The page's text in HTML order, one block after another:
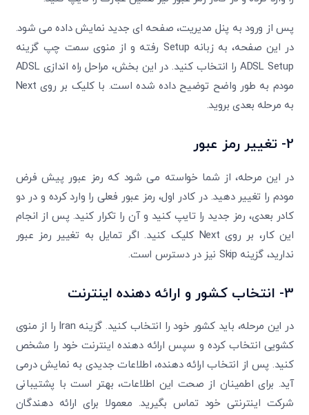
پس از ورود به پنل مدیریت، صفحه ای جدید نمایش داده می شود.
در این صفحه، به زبانه Setup رفته و از منوی سمت چپ گزینه
ADSL Setup را انتخاب کنید. در این بخش، مراحل راه اندازی ADSL
مودم به طور واضح توضیح داده شده است. با کلیک بر روی Next
به مرحله بعدی بروید.
2- تغییر رمز عبور
در این مرحله، از شما خواسته می شود که رمز عبور پیش فرض
مودم را تغییر دهید. در کادر اول، رمز عبور فعلی را وارد کرده و در دو
کادر بعدی، رمز جدید را تایپ کنید و آن را تکرار کنید. پس از انجام
این کار، بر روی Next کلیک کنید. اگر تمایل به تغییر رمز عبور
ندارید، گزینه Skip نیز در دسترس است.
3- انتخاب کشور و ارائه دهنده اینترنت
در این مرحله، باید کشور خود را انتخاب کنید. گزینه Iran را از منوی
کشویی انتخاب کرده و سپس ارائه دهنده اینترنت خود را مشخص
کنید. پس از انتخاب ارائه دهنده، اطلاعات جدیدی به نمایش درمی
آید. برای اطمینان از صحت این اطلاعات، بهتر است با پشتیبانی
شرکت اینترنتی خود تماس بگیرید. معمولا برای ارائه دهندگان